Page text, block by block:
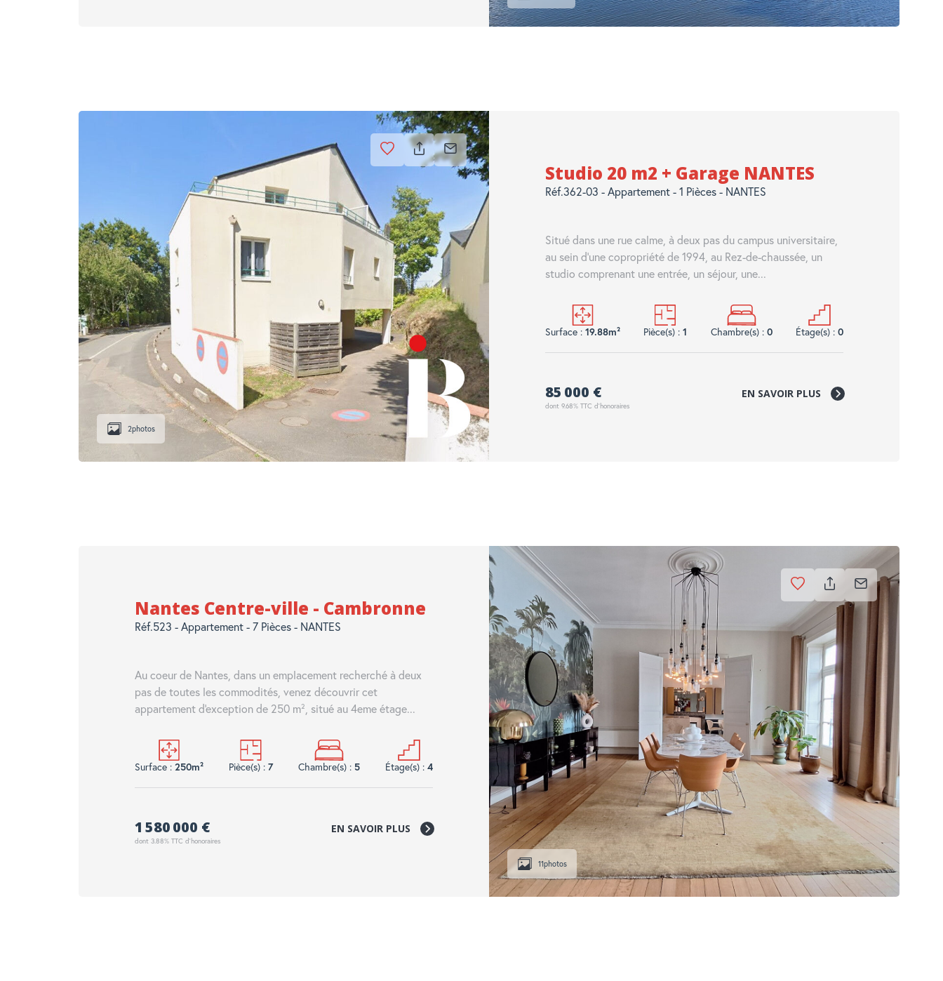
2photos
Studio 20 m2 + Garage NANTES
Réf.362-03 - Appartement - 1 Pièces - NANTES
Situé dans une rue calme, à deux pas du campus universitaire,
au sein d'une copropriété de 1994, au Rez-de-chaussée, un
studio comprenant une entrée, un séjour, une...
Surface : 19.88m² Pièce(s) :1 Chambre(s) : 0 Étage(s) : 0
85 000 €
dont 9.68% TTC d'honoraires
EN SAVOIR PLUS
11photos
Nantes Centre-ville - Cambronne
Réf.523 - Appartement - 7 Pièces - NANTES
Au coeur de Nantes, dans un emplacement recherché à deux
pas de toutes les commodités, venez découvrir cet
appartement d'exception de 250 m², situé au 4eme étage...
Surface : 250m² Pièce(s) : 7 Chambre(s) : 5 Étage(s) : 4
1 580 000 €
dont 3.88% TTC d'honoraires
EN SAVOIR PLUS